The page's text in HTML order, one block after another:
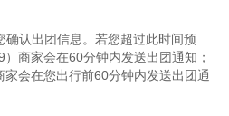
认出团信息。若您超过此时间预
商家会在60分钟内发送出团通知；
会在您出行前60分钟内发送出团通